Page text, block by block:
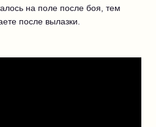
на поле после боя, тем
после вылазки.